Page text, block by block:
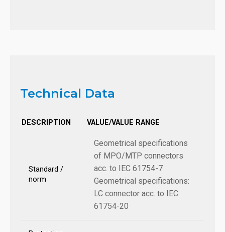
Technical Data
DESCRIPTION VALUE/VALUE RANGE
Standard /
norm
Geometrical specifications
of MPO/MTP connectors
acc. to IEC 61754-7
Geometrical specifications:
LC connector acc. to IEC
61754-20